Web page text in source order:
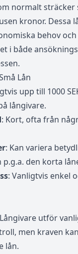
normalt sträcker
kronor. Dessa
behov
i både
Lån
upp till 1000
långivare.
: Kort, ofta från
: Kan variera
den korta
: Vanligtvis enkel
utför
men kraven
lån.